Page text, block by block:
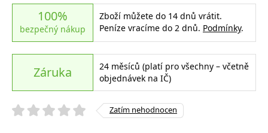
100%
bezpečný nákup
Zboží můžete do 14 dnů vrátit.
Peníze vracíme do 2 dnů. Podmínky.
Záruka
24 měsíců (platí pro všechny – včetně
objednávek na IČ)
Zatím nehodnocen